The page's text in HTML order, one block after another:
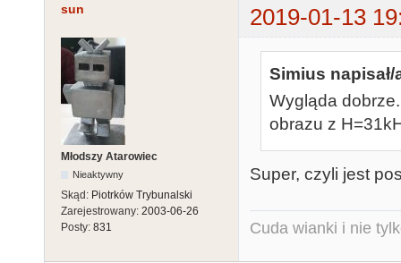
sun 2019-01-13
Młodszy Atarowiec
Nieaktywny
Skąd: Piotrków Trybunalski
Zarejestrowany: 2003-06-26
Posty: 831
Simius napisał/
Wygląda
obrazu z
Super, czyli jest
Cuda wianki i nie